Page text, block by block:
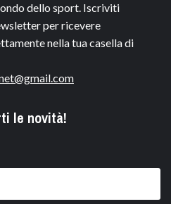
dello sport. Iscriviti
per ricevere
nella tua casella di
le novità!